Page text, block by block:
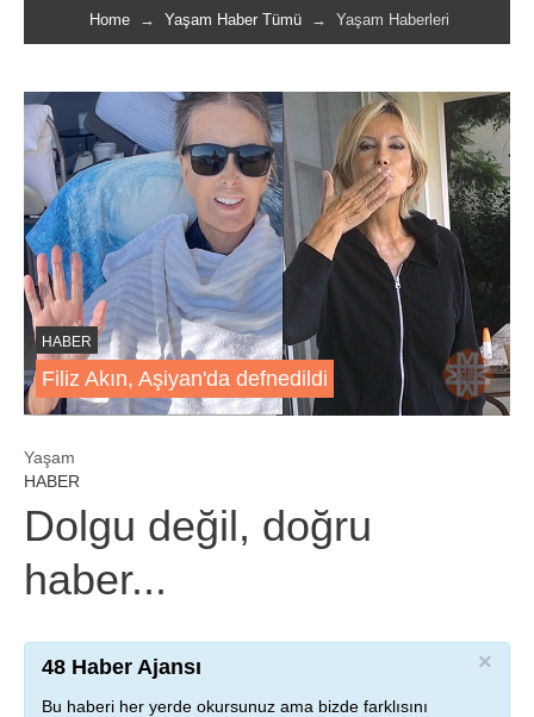
Home→ Yaşam Haber Tümü→ Yaşam Haberleri
HABER
Filiz Akın, Aşiyan'da defnedildi
Yaşam
HABER
Dolgu değil, doğru
haber...
×
48 Haber Ajansı
Bu haberi her yerde okursunuz ama bizde farklısını